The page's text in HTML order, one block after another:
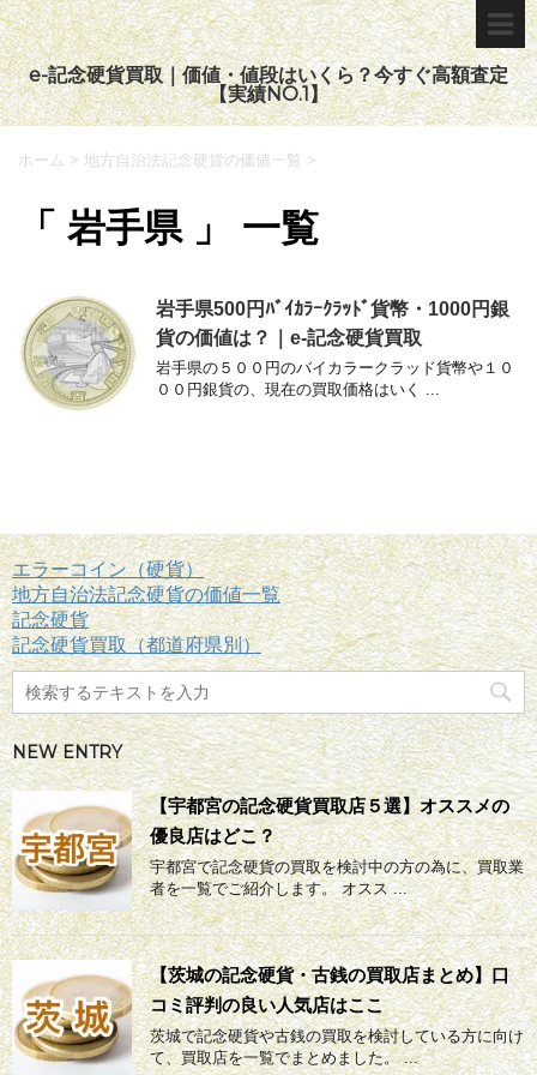
e-記念硬貨買取｜価値・値段はいくら？今すぐ高額査定
【実績NO.1】
ホーム > 地方自治法記念硬貨の価値一覧 >
「 岩手県 」 一覧
岩手県500円ﾊﾞｲｶﾗｰｸﾗｯﾄﾞ貨幣・1000円銀
貨の価値は？｜e-記念硬貨買取
岩手県の５００円のバイカラークラッド貨幣や１０
００円銀貨の、現在の買取価格はいく ...
エラーコイン（硬貨）
地方自治法記念硬貨の価値一覧
記念硬貨
記念硬貨買取（都道府県別）
NEW ENTRY
【宇都宮の記念硬貨買取店５選】オススメの
優良店はどこ？
宇都宮で記念硬貨の買取を検討中の方の為に、買取業
者を一覧でご紹介します。 オスス ...
【茨城の記念硬貨・古銭の買取店まとめ】口
コミ評判の良い人気店はここ
茨城で記念硬貨や古銭の買取を検討している方に向け
て、買取店を一覧でまとめました。 ...